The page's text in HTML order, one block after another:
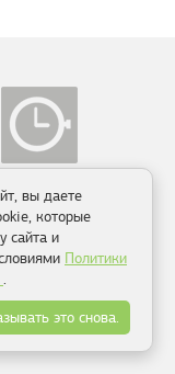
2-х дней
вы даете
которые
сайта и
Политики
.
это снова.